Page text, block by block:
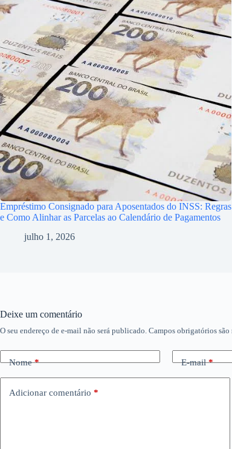
Empréstimo Consignado para Aposentados do INSS: Regras
e Como Alinhar as Parcelas ao Calendário de Pagamentos
julho 1, 2026
Deixe um comentário
O seu endereço de e-mail não será publicado. Campos obrigatórios são
Nome* E-mail*
Adicionar comentário *